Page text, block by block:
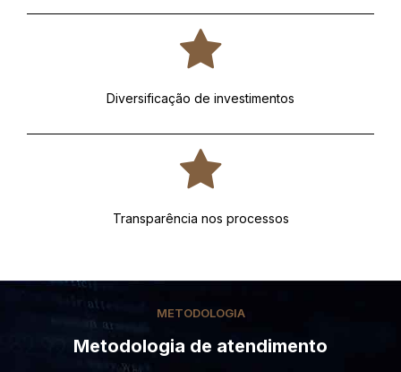
Diversificação de investimentos
Transparência nos processos
METODOLOGIA
Metodologia de atendimento